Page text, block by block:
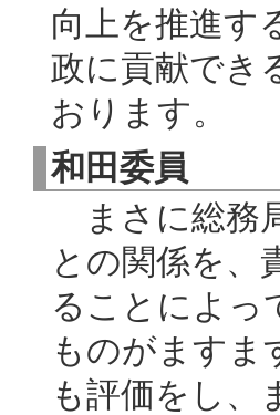
向上を推進す
政に貢献でき
おります。
和田委員
まさに総務
との関係を、
ることによっ
ものがますま
も評価をし、